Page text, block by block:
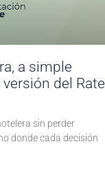
a simple
del Rate
sin perder
donde cada decisión